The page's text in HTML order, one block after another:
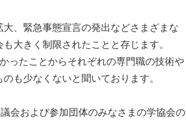
、緊急事態宣言の発出などさまざまな
大きく制限されたことと存じます。
ったことからそれぞれの専門職の技術や
も少なくないと聞いております。
会および参加団体のみなさまの学協会の